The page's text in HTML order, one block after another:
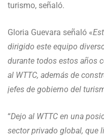
turismo, señaló.
Gloria Guevara señaló «
dirigido este equipo
durante todos estos años
al WTTC, además de
jefes de gobierno del
“Dejo al WTTC en una
sector privado global, que